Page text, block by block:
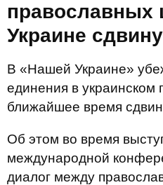
православных
Украине
В «Нашей Украине»
единения в украинском
ближайшее время
Об этом во время
международной
диалог между